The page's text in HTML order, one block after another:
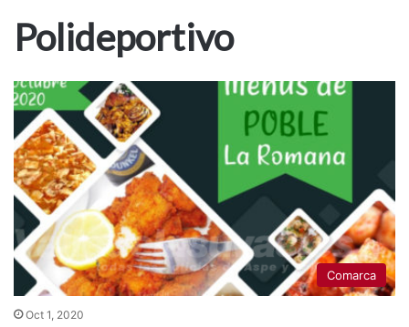
Polideportivo
Comarca
Oct 1, 2020